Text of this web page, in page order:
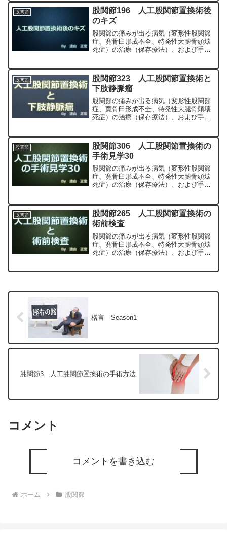
科専門医（人工関節手術を専門）の塗山
正宏が色々と説明します。
股関節
股関節196 人工股関節置換術後
のキズ
股関節の痛みが出る病気（変形性股関節
症、寛骨臼形成不全、特発性大腿骨頭壊
死症）の治療（保存療法）、および手術
科専門医（人工関節手術を専門）の塗山
正宏が色々と説明します。
股関節
股関節323 人工股関節置換術と
下肢静脈瘤
股関節の痛みが出る病気（変形性股関節
症、寛骨臼形成不全、特発性大腿骨頭壊
死症）の治療（保存療法）、および手術
科専門医（人工関節手術を専門）の塗山
正宏が色々と説明します。
股関節
股関節306 人工股関節置換術の
手術見学30
股関節の痛みが出る病気（変形性股関節
症、寛骨臼形成不全、特発性大腿骨頭壊
死症）の治療（保存療法）、および手術
科専門医（人工関節手術を専門）の塗山
正宏が色々と説明します。
股関節
股関節265 人工股関節置換術の
術前検査
股関節の痛みが出る病気（変形性股関節
症、寛骨臼形成不全、特発性大腿骨頭壊
死症）の治療（保存療法）、および手術
格言 Season1
膝関節3 人工膝関節置換術の手術方法
コメント
コメントを書き込む
ホーム 股関節